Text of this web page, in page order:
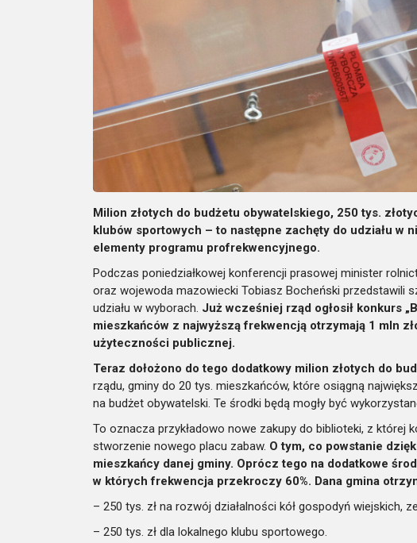
Milion złotych do budżetu obywatelskiego, 250 tys.
klubów sportowych – to następne zachęty do udziału w
elementy programu profrekwencyjnego.
Podczas poniedziałkowej konferencji prasowej minister
oraz wojewoda mazowiecki Tobiasz Bocheński przedstawili
udziału w wyborach. Już wcześniej rząd ogłosił konkurs
mieszkańców z najwyższą frekwencją otrzymają 1 mln
użyteczności publicznej.
Teraz dołożono do tego dodatkowy milion złotych do
rządu, gminy do 20 tys. mieszkańców, które osiągną
na budżet obywatelski. Te środki będą mogły być
To oznacza przykładowo nowe zakupy do biblioteki, z której
stworzenie nowego placu zabaw. O tym, co powstanie
mieszkańcy danej gminy. Oprócz tego na dodatkowe
w których frekwencja przekroczy 60%. Dana gmina
– 250 tys. zł na rozwój działalności kół gospodyń wiejskich,
– 250 tys. zł dla lokalnego klubu sportowego.